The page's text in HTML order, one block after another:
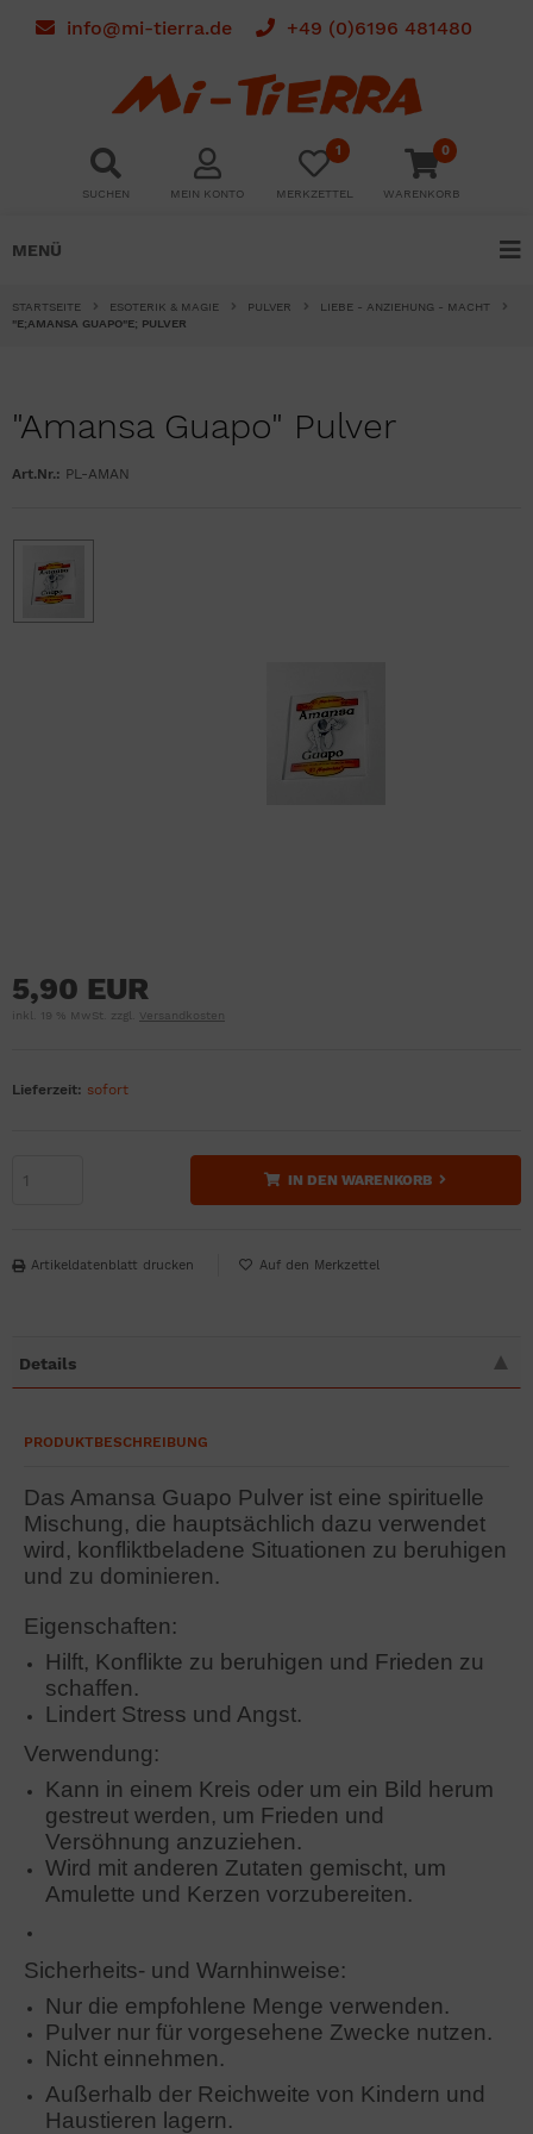
info@mi-tierra.de +49 (0)6196 481480
SUCHEN MEIN KONTO
1
MERKZETTEL
0
WARENKORB
MENÜ
STARTSEITE ESOTERIK & MAGIE PULVER
LIEBE - ANZIEHUNG - MACHT
"E;AMANSA GUAPO"E; PULVER
"Amansa Guapo" Pulver
Art.Nr.: PL-AMAN
5,90 EUR
inkl. 19 % MwSt. zzgl. Versandkosten
Lieferzeit: sofort
IN DEN WARENKORB
Artikeldatenblatt drucken
Details
PRODUKTBESCHREIBUNG
Das Amansa Guapo Pulver ist eine spirituelle
Mischung, die hauptsächlich dazu verwendet
wird, konfliktbeladene Situationen zu beruhigen
und zu dominieren.
Eigenschaften:
Hilft, Konflikte zu beruhigen und Frieden zu
schaffen.
Lindert Stress und Angst.
Verwendung:
Kann in einem Kreis oder um ein Bild herum
gestreut werden, um Frieden und
Versöhnung anzuziehen.
Wird mit anderen Zutaten gemischt, um
Amulette und Kerzen vorzubereiten.
Sicherheits- und Warnhinweise:
Nur die empfohlene Menge verwenden.
Pulver nur für vorgesehene Zwecke nutzen.
Nicht einnehmen.
Außerhalb der Reichweite von Kindern und
Haustieren lagern.